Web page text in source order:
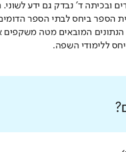
ובכיתה ד' נבדק גם ידע לשוני.
הספר ביחס לבתי הספר
המובאים מטה משקפים
ללימודי השפה.